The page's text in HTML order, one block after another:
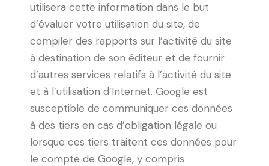
utilisera cette information dans le but
d’évaluer votre utilisation du site, de
compiler des rapports sur l’activité du site
à destination de son éditeur et de fournir
d’autres services relatifs à l’activité du site
et à l’utilisation d’Internet. Google est
susceptible de communiquer ces données
à des tiers en cas d’obligation légale ou
lorsque ces tiers traitent ces données pour
le compte de Google, y compris